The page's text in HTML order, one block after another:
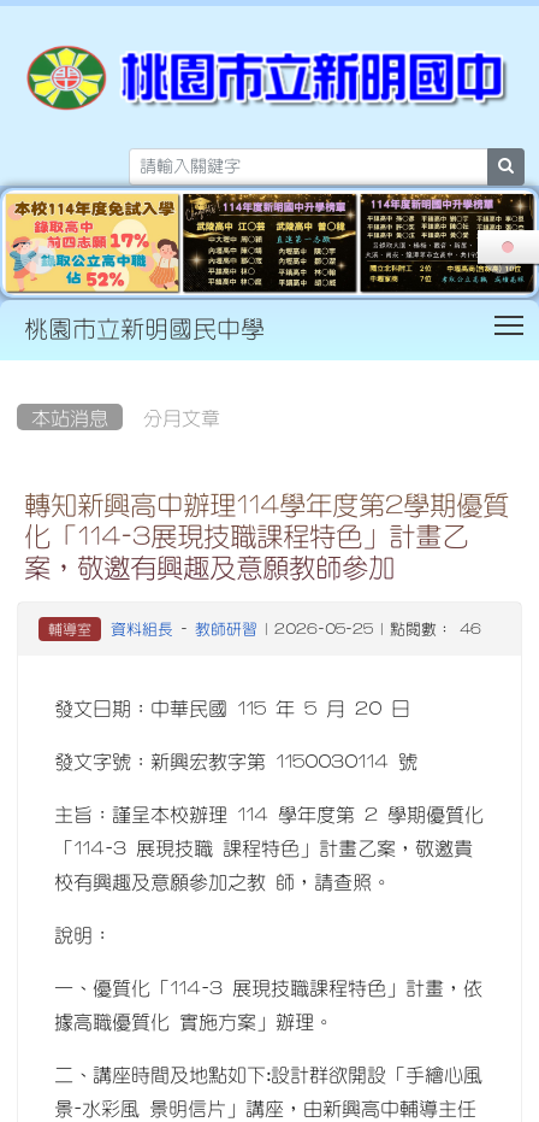
桃園市立新明國民中學
本站消息 分月文章
轉知新興高中辦理114學年度第2學期優質
化「114-3展現技職課程特色」計畫乙
案，敬邀有興趣及意願教師參加
輔導室 資料組長 - 教師研習 | 2026-05-25 | 點閱數： 46
發文日期：中華民國 115 年 5 月 20 日
發文字號：新興宏教字第 1150030114 號
主旨：謹呈本校辦理 114 學年度第 2 學期優質化
「114-3 展現技職 課程特色」計畫乙案，敬邀貴
校有興趣及意願參加之教 師，請查照。
說明：
一、優質化「114-3 展現技職課程特色」計畫，依
據高職優質化 實施方案」辦理。
二、講座時間及地點如下:設計群欲開設「手繪心風
景-水彩風 景明信片」講座，由新興高中輔導主任